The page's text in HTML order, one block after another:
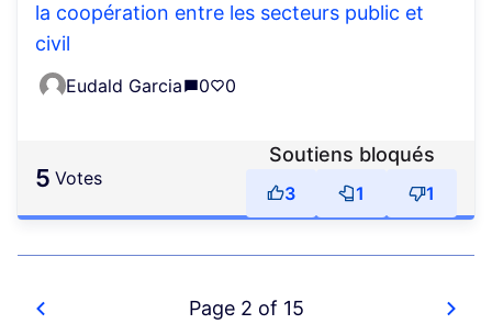
la coopération entre les secteurs public et
civil
Eudald Garcia 0 0
5 votes
Soutiens bloqués
3 1 1
Page 2 of 15